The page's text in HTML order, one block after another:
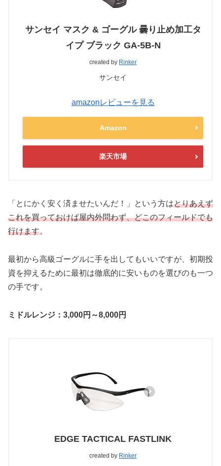
サンセイ マスク & ゴーグル 曇り止め加工タ
イプ ブラック GA-5B-N
created by Rinker
サンセイ
amazonレビューを見る
Amazon
楽天市場
「とにかく安く済ませたいんだ！」という方はとりあえず
これを買っておけば屋内外問わず、どこのフィールドでも
行けます。
最初から高級ゴーグルに手を出してもいいですが、初期投
資を抑えるために最初は徹底的に安いものを選びのも一つ
の手です。
ミドルレンジ：3,000円～8,000円
EDGE TACTICAL FASTLINK
created by Rinker